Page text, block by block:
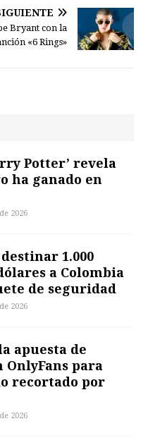
Bryant con la
«6 Rings»
Potter’ revela
ha ganado en
2026
1.000
a Colombia
de seguridad
2026
apuesta de
para
recortado por
2026